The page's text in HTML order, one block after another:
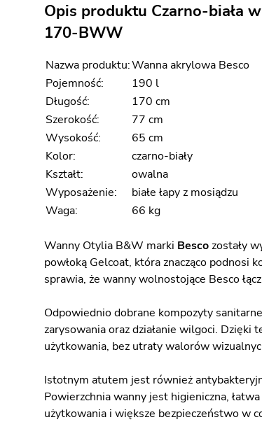
Opis produktu Czarno-biała
170-BWW
Nazwa produktu:Wanna akrylowa Besco
Pojemność:
190 l
Długość:
170 cm
Szerokość:
77 cm
Wysokość:
65 cm
Kolor:
czarno-biały
Kształt:
owalna
Wyposażenie:
białe łapy z mosiądzu
Waga:
66 kg
Wanny Otylia B&W marki Bescozostały
powłoką Gelcoat, która znacząco podnosi
sprawia, że wanny wolnostojące Besco
Odpowiednio dobrane kompozyty
zarysowania oraz działanie wilgoci.
użytkowania, bez utraty walorów
Istotnym atutem jest również
Powierzchnia wanny jest higieniczna,
użytkowania i większe bezpieczeństwo w